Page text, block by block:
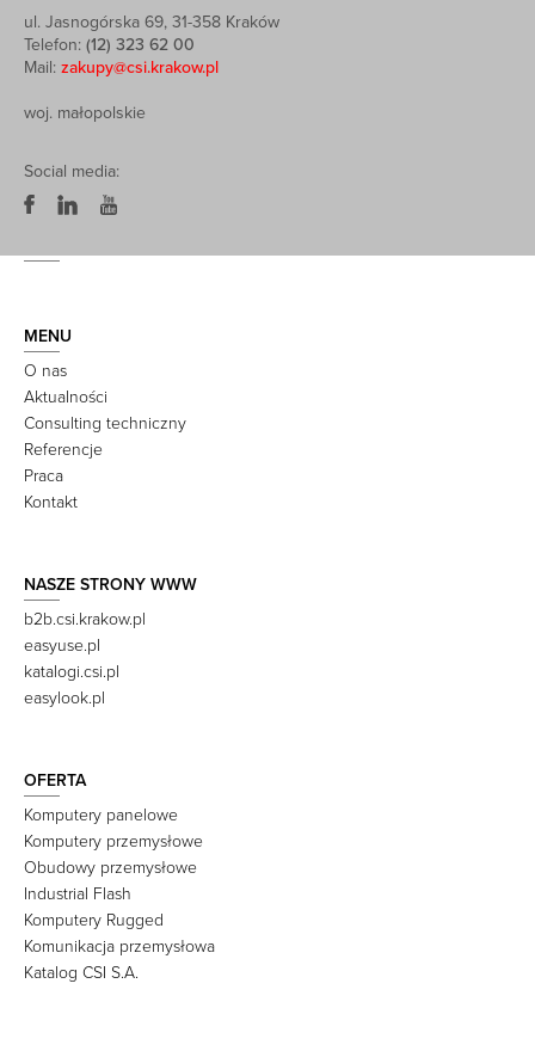
ul. Jasnogórska 69, 31-358 Kraków
Telefon: (12) 323 62 00
Mail: zakupy@csi.krakow.pl
woj. małopolskie
Social media:
MENU
O nas
Aktualności
Consulting techniczny
Referencje
Praca
Kontakt
NASZE STRONY WWW
b2b.csi.krakow.pl
easyuse.pl
katalogi.csi.pl
easylook.pl
OFERTA
Komputery panelowe
Komputery przemysłowe
Obudowy przemysłowe
Industrial Flash
Komputery Rugged
Komunikacja przemysłowa
Katalog CSI S.A.